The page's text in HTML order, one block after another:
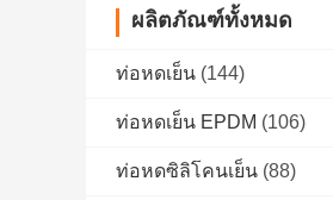
ผลิตภัณฑ์ทั้งหมด
ท่อหดเย็น (144)
ท่อหดเย็น EPDM (106)
ท่อหดซิลิโคนเย็น (88)